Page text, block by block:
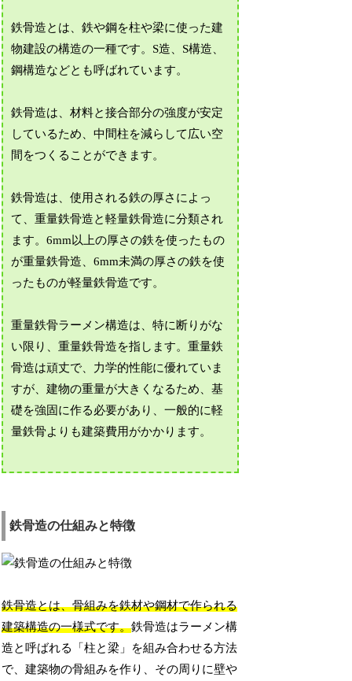
鉄骨造とは、鉄や鋼を柱や梁に使った建
物建設の構造の一種です。S造、S構造、
鋼構造などとも呼ばれています。
鉄骨造は、材料と接合部分の強度が安定
しているため、中間柱を減らして広い空
間をつくることができます。
鉄骨造は、使用される鉄の厚さによっ
て、重量鉄骨造と軽量鉄骨造に分類され
ます。6mm以上の厚さの鉄を使ったもの
が重量鉄骨造、6mm未満の厚さの鉄を使
ったものが軽量鉄骨造です。
重量鉄骨ラーメン構造は、特に断りがな
い限り、重量鉄骨造を指します。重量鉄
骨造は頑丈で、力学的性能に優れていま
すが、建物の重量が大きくなるため、基
礎を強固に作る必要があり、一般的に軽
量鉄骨よりも建築費用がかかります。
鉄骨造の仕組みと特徴
鉄骨造とは、骨組みを鉄材や鋼材で作られる
建築構造の一様式です。鉄骨造はラーメン構
造と呼ばれる「柱と梁」を組み合わせる方法
で、建築物の骨組みを作り、その周りに壁や